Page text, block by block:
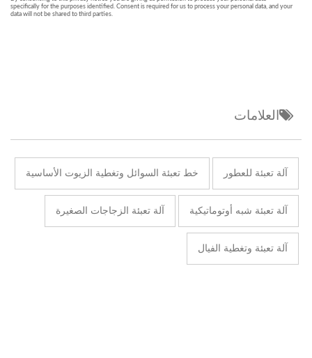
العلامات
آلة تعبئة للعطور خط تعبئة السوائل وتغطية الزيوت الأساسية
آلة تعبئة شبه أوتوماتيكية آلة تعبئة الزجاجات الصغيرة
آلة تعبئة وتغطية الفيال